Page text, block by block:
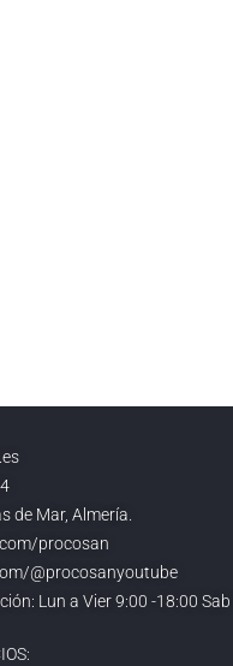
de Mar, Almería.
procosan
@procosanyoutube
Lun a Vier 9:00 -18:00